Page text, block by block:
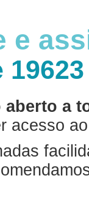
e
aberto a
acesso